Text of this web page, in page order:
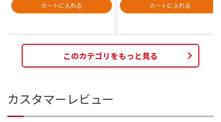
カートに入れる
カートに入れる
このカテゴリをもっと見る
カスタマーレビュー